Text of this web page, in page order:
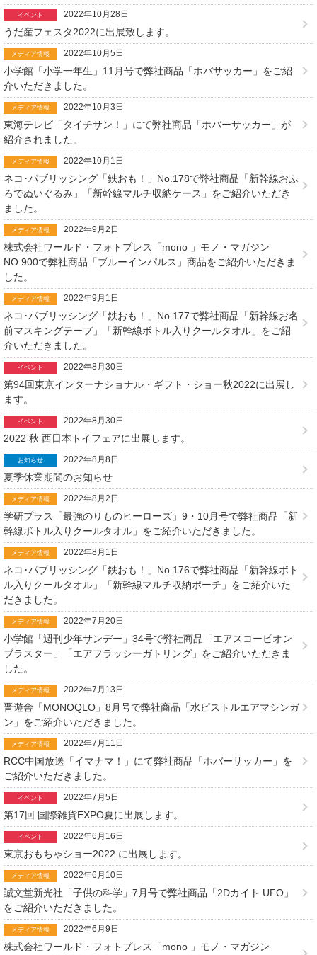
イベント 2022年10月28日
うだ産フェスタ2022に出展致します。
メディア情報 2022年10月5日
小学館「小学一年生」11月号で弊社商品「ホバサッカー」をご紹
介いただきました。
メディア情報 2022年10月3日
東海テレビ「タイチサン！」にて弊社商品「ホバーサッカー」が
紹介されました。
メディア情報 2022年10月1日
ネコ･パブリッシング「鉄おも！」No.178で弊社商品「新幹線おふ
ろでぬいぐるみ」「新幹線マルチ収納ケース」をご紹介いただき
ました。
メディア情報 2022年9月2日
株式会社ワールド・フォトプレス「mono 」モノ・マガジン
NO.900で弊社商品「ブルーインパルス」商品をご紹介いただきま
した。
メディア情報 2022年9月1日
ネコ･パブリッシング「鉄おも！」No.177で弊社商品「新幹線お名
前マスキングテープ」「新幹線ボトル入りクールタオル」をご紹
介いただきました。
イベント 2022年8月30日
第94回東京インターナショナル・ギフト・ショー秋2022に出展し
ます。
イベント 2022年8月30日
2022 秋 西日本トイフェアに出展します。
お知らせ 2022年8月8日
夏季休業期間のお知らせ
メディア情報 2022年8月2日
学研プラス「最強のりものヒーローズ」9・10月号で弊社商品「新
幹線ボトル入りクールタオル」をご紹介いただきました。
メディア情報 2022年8月1日
ネコ･パブリッシング「鉄おも！」No.176で弊社商品「新幹線ボト
ル入りクールタオル」「新幹線マルチ収納ポーチ」をご紹介いた
だきました。
メディア情報 2022年7月20日
小学館「週刊少年サンデー」34号で弊社商品「エアスコーピオン
ブラスター」「エアフラッシーガトリング」をご紹介いただきま
した。
メディア情報 2022年7月13日
晋遊舎「MONOQLO」8月号で弊社商品「水ピストルエアマシンガ
ン」をご紹介いただきました。
メディア情報 2022年7月11日
RCC中国放送「イマナマ！」にて弊社商品「ホバーサッカー」を
ご紹介いただきました。
イベント 2022年7月5日
第17回 国際雑貨EXPO夏に出展します。
イベント 2022年6月16日
東京おもちゃショー2022 に出展します。
メディア情報 2022年6月10日
誠文堂新光社「子供の科学」7月号で弊社商品「2Dカイト UFO」
をご紹介いただきました。
メディア情報 2022年6月9日
株式会社ワールド・フォトプレス「mono 」モノ・マガジン